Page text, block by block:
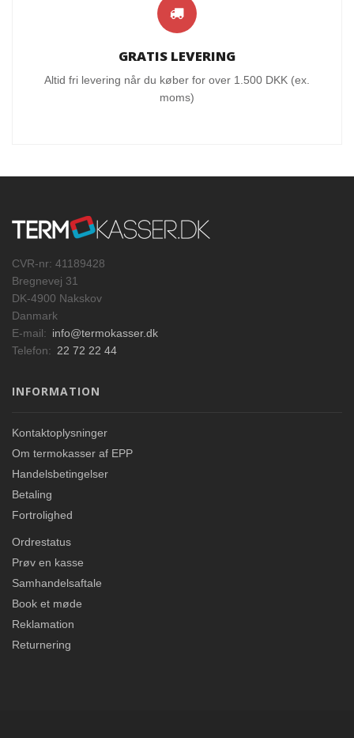
GRATIS LEVERING
Altid fri levering når du køber for over 1.500 DKK (ex.
moms)
CVR-nr: 41189428
Bregnevej 31
DK-4900 Nakskov
Danmark
E-mail: info@termokasser.dk
Telefon: 22 72 22 44
INFORMATION
Kontaktoplysninger
Om termokasser af EPP
Handelsbetingelser
Betaling
Fortrolighed
Ordrestatus
Prøv en kasse
Samhandelsaftale
Book et møde
Reklamation
Returnering